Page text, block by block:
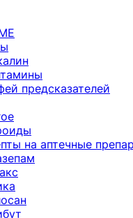
предсказателей
на аптечные